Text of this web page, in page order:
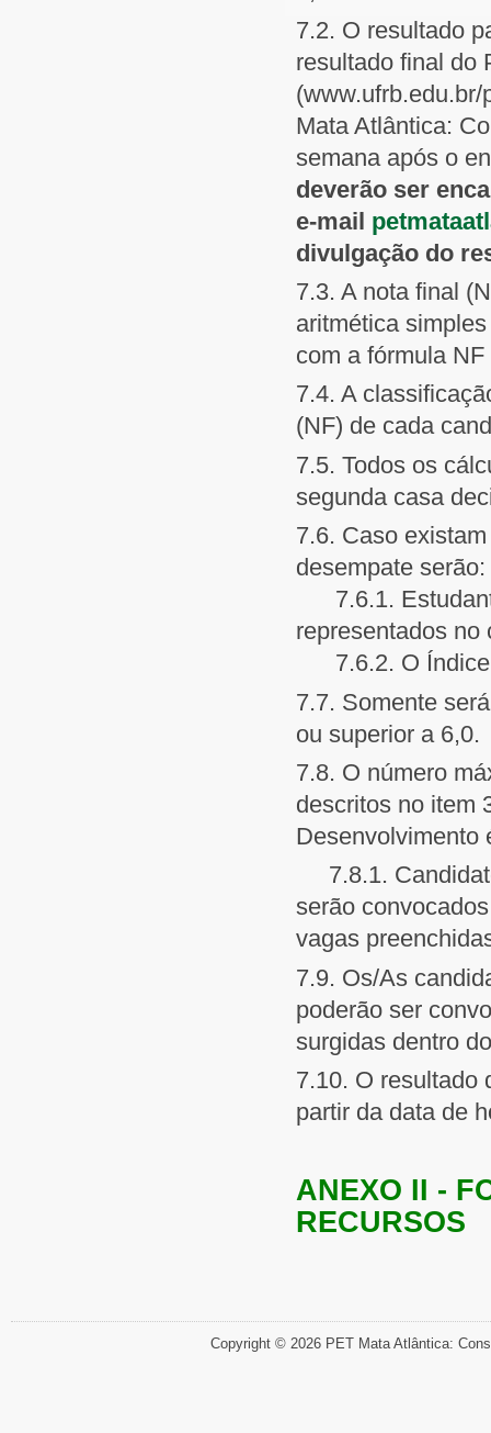
7.2. O resultado
resultado final do
Mata Atlântica:
semana após o
deverão ser
e-mail
divulgação do
7.3. A nota final
aritmética
com a fórmula
7.4. A
(NF) de cada
7.5. Todos os
segunda casa
7.6. Caso
desempate serão:
7.6.1.
representados no
7.6.2. O Índice
7.7. Somente
ou superior a 6,0.
7.8. O número
descritos no item
Desenvolvimento
7.8.1.
serão
vagas
7.9. Os/As
poderão ser
surgidas dentro
7.10. O resultado
partir da data de
ANEXO II -
RECURSOS
Copyright © 2026 PET Mata Atlântica: